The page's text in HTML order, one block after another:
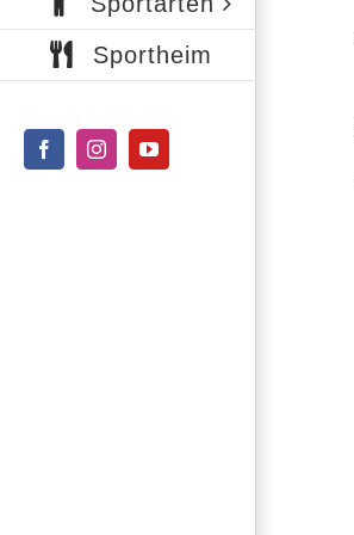
Sportheim
FacebookInstagramYouTube